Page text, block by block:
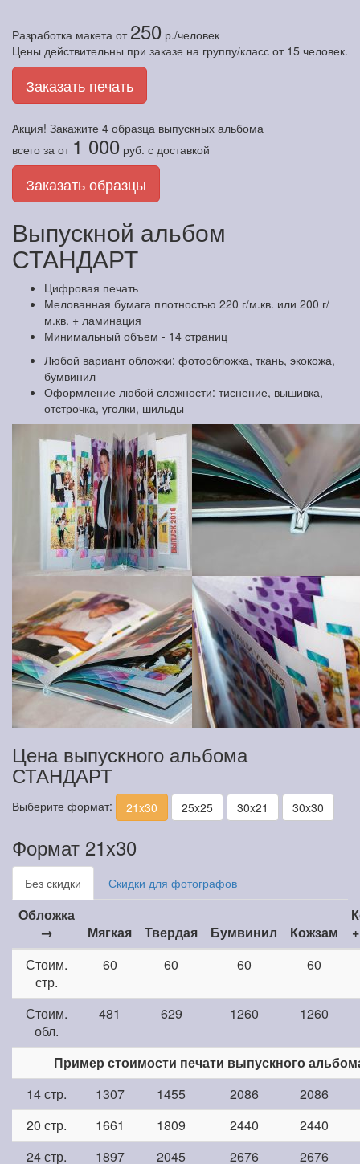
Разработка макета от 250 р./человек
Цены действительны при заказе на группу/класс от 15 человек.
Заказать печать
Акция! Закажите 4 образца выпускных альбома
всего за от 1 000 руб. с доставкой
Заказать образцы
Выпускной альбом
СТАНДАРТ
Цифровая печать
Мелованная бумага плотностью 220 г/м.кв. или 200 г/
м.кв. + ламинация
Минимальный объем - 14 страниц
Любой вариант обложки: фотообложка, ткань, экокожа,
бумвинил
Оформление любой сложности: тиснение, вышивка,
отстрочка, уголки, шильды
Цена выпускного альбома
СТАНДАРТ
Выберите формат: 21x30 25x25 30x21 30x30
Формат 21x30
Без скидки Скидки для фотографов
Обложка
→
Мягкая Твердая Бумвинил Кожзам
Стоим.
стр.
60 60 60 60
Стоим.
обл.
481 629 1260 1260
Пример стоимости печати выпускного
14 стр.
1307 1455 2086
2086
20 стр.
1661 1809 2440
2440
24 стр.
1897 2045 2676 2676